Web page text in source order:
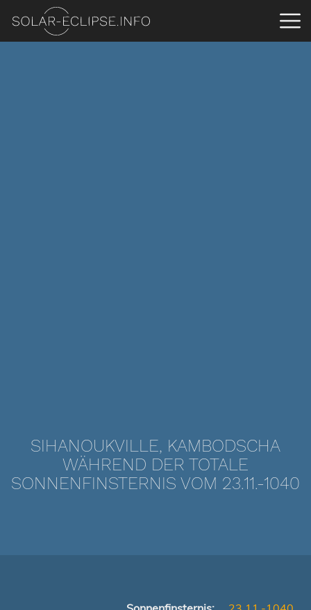
SIHANOUKVILLE, KAMBODSCHA
WÄHREND DER TOTALE
SONNENFINSTERNIS VOM 23.11.-1040